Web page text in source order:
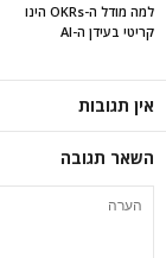
למה מודל ה-OKRs הינו
קריטי בעידן ה-AI
אין תגובות
השאר תגובה